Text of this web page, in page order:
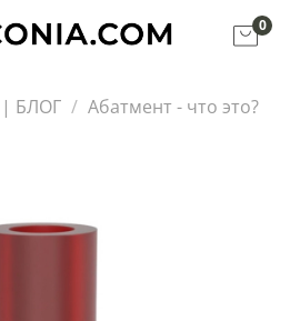
0
БЛОГ Абатмент - что это?